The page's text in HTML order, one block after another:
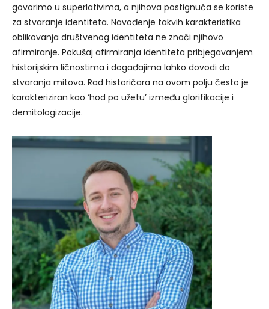
govorimo u superlativima, a njihova postignuća se koriste
za stvaranje identiteta. Navođenje takvih karakteristika
oblikovanja društvenog identiteta ne znači njihovo
afirmiranje. Pokušaj afirmiranja identiteta pribjegavanjem
historijskim ličnostima i događajima lahko dovodi do
stvaranja mitova. Rad historičara na ovom polju često je
karakteriziran kao ‘hod po užetu’ između glorifikacije i
demitologizacije.